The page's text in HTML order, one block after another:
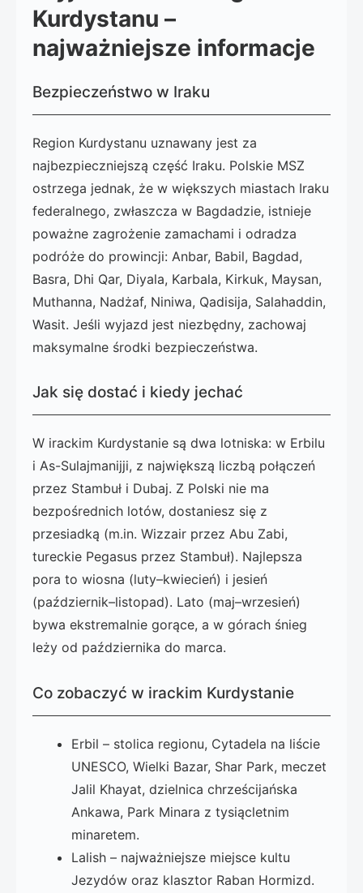
Kurdystanu –
najważniejsze informacje
Bezpieczeństwo w Iraku
Region Kurdystanu uznawany jest za
najbezpieczniejszą część Iraku. Polskie MSZ
ostrzega jednak, że w większych miastach Iraku
federalnego, zwłaszcza w Bagdadzie, istnieje
poważne zagrożenie zamachami i odradza
podróże do prowincji: Anbar, Babil, Bagdad,
Basra, Dhi Qar, Diyala, Karbala, Kirkuk, Maysan,
Muthanna, Nadżaf, Niniwa, Qadisija, Salahaddin,
Wasit. Jeśli wyjazd jest niezbędny, zachowaj
maksymalne środki bezpieczeństwa.
Jak się dostać i kiedy jechać
W irackim Kurdystanie są dwa lotniska: w Erbilu
i As-Sulajmanijji, z największą liczbą połączeń
przez Stambuł i Dubaj. Z Polski nie ma
bezpośrednich lotów, dostaniesz się z
przesiadką (m.in. Wizzair przez Abu Zabi,
tureckie Pegasus przez Stambuł). Najlepsza
pora to wiosna (luty–kwiecień) i jesień
(październik–listopad). Lato (maj–wrzesień)
bywa ekstremalnie gorące, a w górach śnieg
leży od października do marca.
Co zobaczyć w irackim Kurdystanie
Erbil – stolica regionu, Cytadela na liście
UNESCO, Wielki Bazar, Shar Park, meczet
Jalil Khayat, dzielnica chrześcijańska
Ankawa, Park Minara z tysiącletnim
minaretem.
Lalish – najważniejsze miejsce kultu
Jezydów oraz klasztor Raban Hormizd.